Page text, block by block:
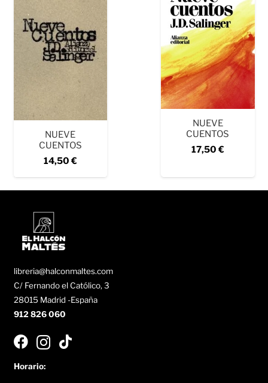
NUEVE
CUENTOS
14,50 €
NUEVE
CUENTOS
17,50 €
libreria@halconmaltes.com
C/ Fernando el Católico, 3
28015 Madrid -España
912 826 060
Horario: